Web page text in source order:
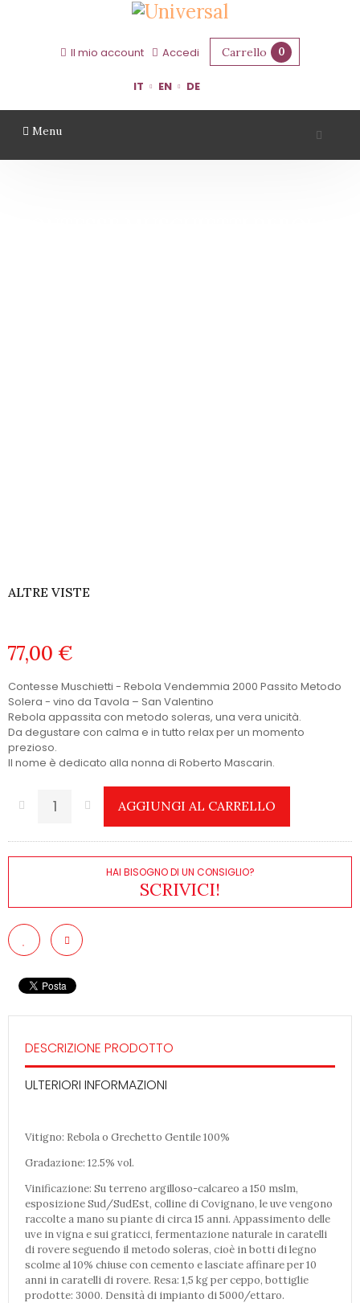
Il mio account Accedi Carrello 0
IT EN DE
Menu
ALTRE VISTE
77,00 €
Contesse Muschietti - Rebola Vendemmia 2000 Passito Metodo
Solera - vino da Tavola – San Valentino
Rebola appassita con metodo soleras, una vera unicità.
Da degustare con calma e in tutto relax per un momento
prezioso.
Il nome è dedicato alla nonna di Roberto Mascarin.
AGGIUNGI AL CARRELLO
HAI BISOGNO DI UN CONSIGLIO?
SCRIVICI!
DESCRIZIONE PRODOTTO
ULTERIORI INFORMAZIONI
Vitigno: Rebola o Grechetto Gentile 100%
Gradazione: 12.5% vol.
Vinificazione: Su terreno argilloso-calcareo a 150 mslm,
esposizione Sud/SudEst, colline di Covignano, le uve vengono
raccolte a mano su piante di circa 15 anni. Appassimento delle
uve in vigna e sui graticci, fermentazione naturale in caratelli
di rovere seguendo il metodo soleras, cioè in botti di legno
scolme al 10% chiuse con cemento e lasciate affinare per 10
anni in caratelli di rovere. Resa: 1,5 kg per ceppo, bottiglie
prodotte: 3000. Densità di impianto di 5000/ettaro.